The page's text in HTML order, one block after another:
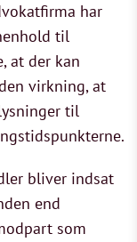
har
til
at der kan
virkning, at
til
bliver indsat
end
som